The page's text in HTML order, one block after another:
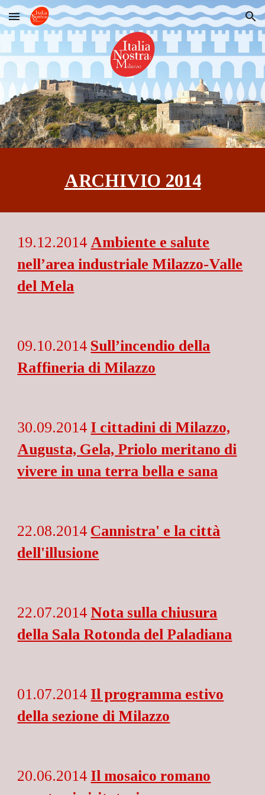
Skip to main content Skip to navigation
ARCHIVIO 2014
19.12.2014 Ambiente e salute
nell’area industriale Milazzo-Valle
del Mela
09.10.2014 Sull’incendio della
Raffineria di Milazzo
30.09.2014 I cittadini di Milazzo,
Augusta, Gela, Priolo meritano di
vivere in una terra bella e sana
22.08.2014 Cannistra' e la città
dell'illusione
22.07.2014 Nota sulla chiusura
della Sala Rotonda del Paladiana
01.07.2014 Il programma estivo
della sezione di Milazzo
20.06.2014 Il mosaico romano